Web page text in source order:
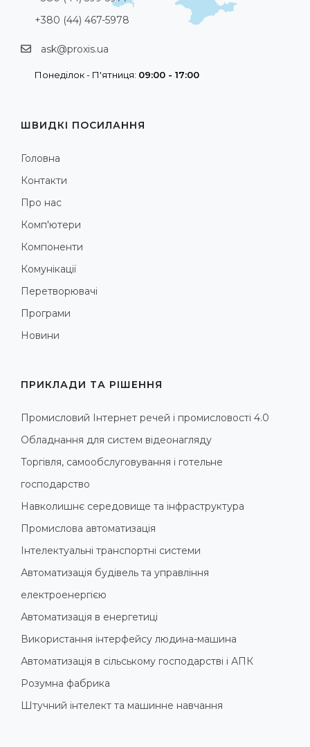
+380 (44) 467-5978
ask@proxis.ua
Понеділок - П'ятниця: 09:00 - 17:00
ШВИДКІ ПОСИЛАННЯ
Головна
Контакти
Про нас
Комп'ютери
Компоненти
Комунікації
Перетворювачі
Програми
Новини
ПРИКЛАДИ ТА РІШЕННЯ
Промисловий Інтернет речей і промисловості 4.0
Обладнання для систем відеонагляду
Торгівля, самообслуговування і готельне
господарство
Навколишнє середовище та інфраструктура
Промислова автоматизація
Інтелектуальні транспортні системи
Автоматизація будівель та управління
електроенергією
Автоматизація в енергетиці
Використання інтерфейсу людина-машина
Автоматизація в сільському господарстві і АПК
Розумна фабрика
Штучний інтелект та машинне навчання